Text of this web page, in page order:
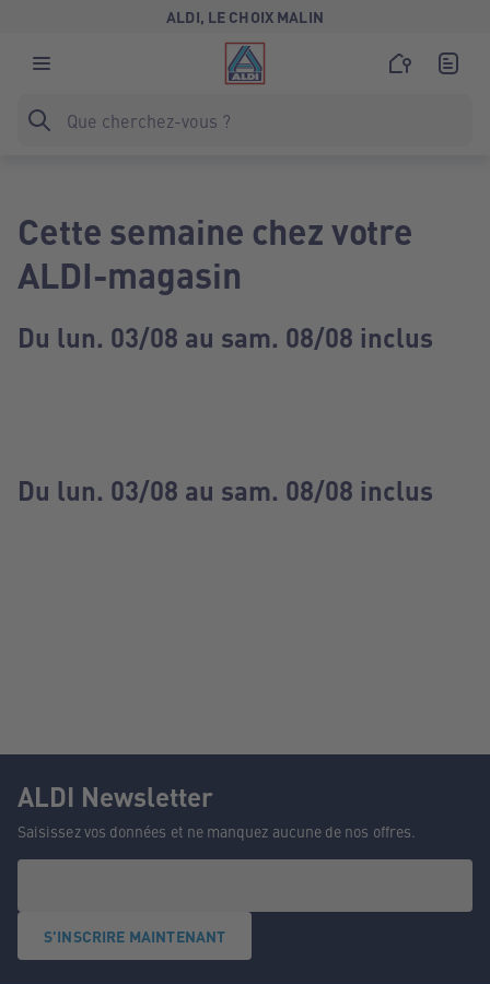
ALDI, LE CHOIX MALIN
Cette semaine chez votre
ALDI-magasin
Du lun. 03/08 au sam. 08/08 inclus
Du lun. 03/08 au sam. 08/08 inclus
ALDI Newsletter
Saisissez vos données et ne manquez aucune de nos offres.
S'INSCRIRE MAINTENANT